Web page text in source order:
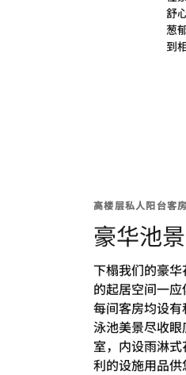
舒
葱
到
高楼层私人阳台客房
豪华池
下榻我们的豪
的起居空间一应
每间客房均设
泳池美景尽收
室，内设雨淋
利的设施用品供